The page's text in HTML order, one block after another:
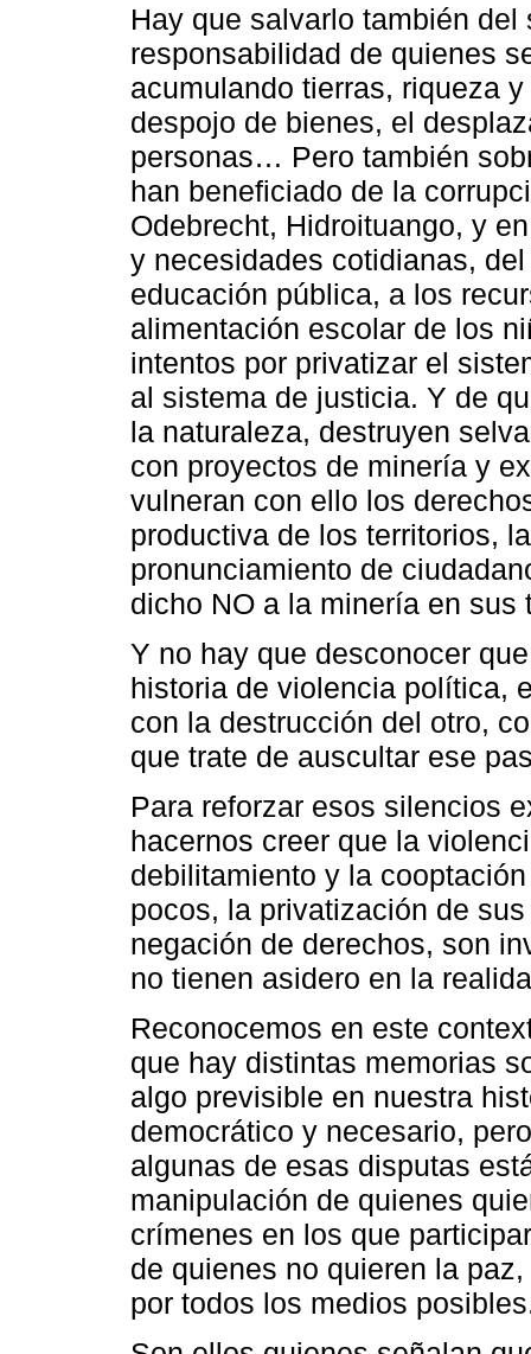
Hay que salvarlo también
responsabilidad de quienes
acumulando tierras, riqueza
despojo de bienes, el
personas… Pero también
han beneficiado de la
Odebrecht, Hidroituango, y
y necesidades cotidianas,
educación pública, a los
alimentación escolar de los
intentos por privatizar el
al sistema de justicia. Y de
la naturaleza, destruyen
con proyectos de minería y
vulneran con ello los
productiva de los territorios,
pronunciamiento de
dicho NO a la minería en sus
Y no hay que desconocer
historia de violencia política,
con la destrucción del otro,
que trate de auscultar ese
Para reforzar esos silencios
hacernos creer que la
debilitamiento y la
pocos, la privatización de
negación de derechos, son
no tienen asidero en la
Reconocemos en este
que hay distintas memorias
algo previsible en nuestra
democrático y necesario,
algunas de esas disputas
manipulación de quienes
crímenes en los que
de quienes no quieren la
por todos los medios